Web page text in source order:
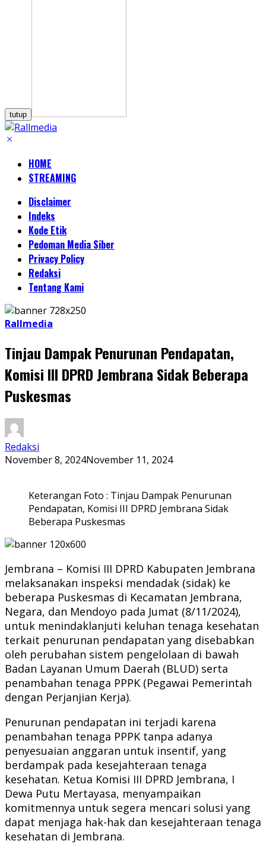
tutup
HOME
STREAMING
Disclaimer
Indeks
Kode Etik
Pedoman Media Siber
Privacy Policy
Redaksi
Tentang Kami
Rallmedia
Tinjau Dampak Penurunan Pendapatan,
Komisi III DPRD Jembrana Sidak Beberapa
Puskesmas
Redaksi
November 8, 2024November 11, 2024
Keterangan Foto : Tinjau Dampak Penurunan
Pendapatan, Komisi III DPRD Jembrana Sidak
Beberapa Puskesmas
Jembrana – Komisi III DPRD Kabupaten Jembrana
melaksanakan inspeksi mendadak (sidak) ke
beberapa Puskesmas di Kecamatan Jembrana,
Negara, dan Mendoyo pada Jumat (8/11/2024),
untuk menindaklanjuti keluhan tenaga kesehatan
terkait penurunan pendapatan yang disebabkan
oleh perubahan sistem pengelolaan di bawah
Badan Layanan Umum Daerah (BLUD) serta
penambahan tenaga PPPK (Pegawai Pemerintah
dengan Perjanjian Kerja).
Penurunan pendapatan ini terjadi karena
penambahan tenaga PPPK tanpa adanya
penyesuaian anggaran untuk insentif, yang
berdampak pada kesejahteraan tenaga
kesehatan. Ketua Komisi III DPRD Jembrana, I
Dewa Putu Mertayasa, menyampaikan
komitmennya untuk segera mencari solusi yang
dapat menjaga hak-hak dan kesejahteraan tenaga
kesehatan di Jembrana.